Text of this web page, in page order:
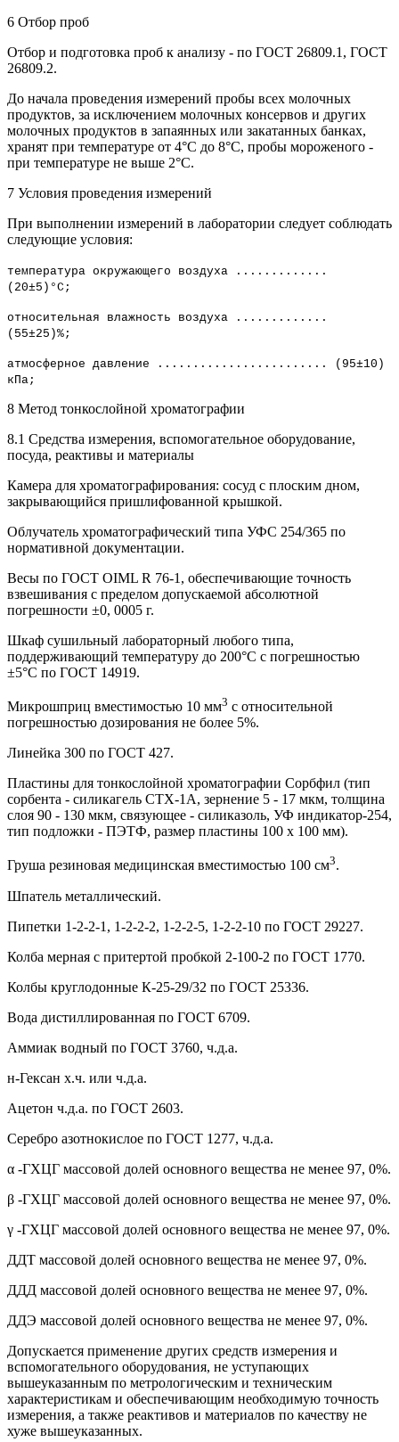
6 Отбор проб
Отбор и подготовка проб к анализу - по ГОСТ 26809.1, ГОСТ
26809.2.
До начала проведения измерений пробы всех молочных
продуктов, за исключением молочных консервов и других
молочных продуктов в запаянных или закатанных банках,
хранят при температуре от 4°С до 8°С, пробы мороженого -
при температуре не выше 2°С.
7 Условия проведения измерений
При выполнении измерений в лаборатории следует соблюдать
следующие условия:
температура окружающего воздуха .............
(20±5)°С;
относительная влажность воздуха .............
(55±25)%;
атмосферное давление ........................ (95±10)
кПа;
8 Метод тонкослойной хроматографии
8.1 Средства измерения, вспомогательное оборудование,
посуда, реактивы и материалы
Камера для хроматографирования: сосуд с плоским дном,
закрывающийся пришлифованной крышкой.
Облучатель хроматографический типа УФС 254/365 по
нормативной документации.
Весы по ГОСТ OIML R 76-1, обеспечивающие точность
взвешивания с пределом допускаемой абсолютной
погрешности ±0, 0005 г.
Шкаф сушильный лабораторный любого типа,
поддерживающий температуру до 200°С с погрешностью
±5°С по ГОСТ 14919.
Микрошприц вместимостью 10 мм3 с относительной
погрешностью дозирования не более 5%.
Линейка 300 по ГОСТ 427.
Пластины для тонкослойной хроматографии Сорбфил (тип
сорбента - силикагель СТХ-1А, зернение 5 - 17 мкм, толщина
слоя 90 - 130 мкм, связующее - силиказоль, УФ индикатор-254,
тип подложки - ПЭТФ, размер пластины 100 х 100 мм).
Груша резиновая медицинская вместимостью 100 см3.
Шпатель металлический.
Пипетки 1-2-2-1, 1-2-2-2, 1-2-2-5, 1-2-2-10 по ГОСТ 29227.
Колба мерная с притертой пробкой 2-100-2 по ГОСТ 1770.
Колбы круглодонные К-25-29/32 по ГОСТ 25336.
Вода дистиллированная по ГОСТ 6709.
Аммиак водный по ГОСТ 3760, ч.д.а.
н-Гексан х.ч. или ч.д.а.
Ацетон ч.д.а. по ГОСТ 2603.
Серебро азотнокислое по ГОСТ 1277, ч.д.а.
α -ГХЦГ массовой долей основного вещества не менее 97, 0%.
β -ГХЦГ массовой долей основного вещества не менее 97, 0%.
γ -ГХЦГ массовой долей основного вещества не менее 97, 0%.
ДДТ массовой долей основного вещества не менее 97, 0%.
ДДД массовой долей основного вещества не менее 97, 0%.
ДДЭ массовой долей основного вещества не менее 97, 0%.
Допускается применение других средств измерения и
вспомогательного оборудования, не уступающих
вышеуказанным по метрологическим и техническим
характеристикам и обеспечивающим необходимую точность
измерения, а также реактивов и материалов по качеству не
хуже вышеуказанных.